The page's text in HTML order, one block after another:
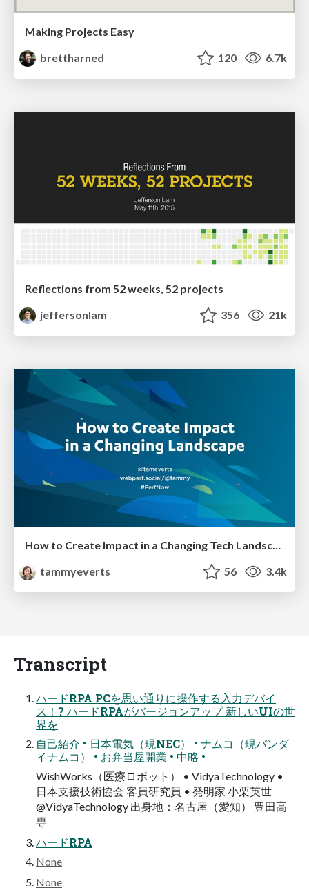
Making Projects Easy
brettharned
120 6.7k
Reflections from 52 weeks, 52 projects
jeffersonlam
356 21k
How to Create Impact in a Changing Tech Landscape [PerfNow 2023]
tammyeverts
56 3.4k
Transcript
ハードRPA PCを思い通りに操作する入力デバイ
ス！? ハードRPAがバージョンアップ 新しいUIの世
界を
自己紹介 • 日本電気（現NEC） • ナムコ（現バンダ
イナムコ） • お弁当屋開業 • 中略 •
WishWorks（医療ロボット） • VidyaTechnology •
日本支援技術協会 客員研究員 • 発明家 小栗英世
@VidyaTechnology 出身地：名古屋（愛知） 豊田高
専
ハードRPA
None
None